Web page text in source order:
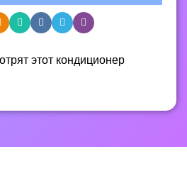
этот кондиционер